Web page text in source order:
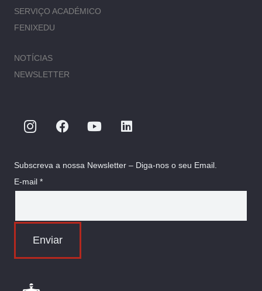
SERVIÇO ACADÉMICO
FENIXEDU
NOTÍCIAS
NEWSLETTER
Subscreva a nossa Newsletter – Diga-nos o seu Email.
E-mail *